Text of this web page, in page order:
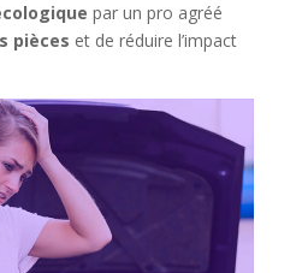
par un pro agréé
pièces et de réduire l’impact